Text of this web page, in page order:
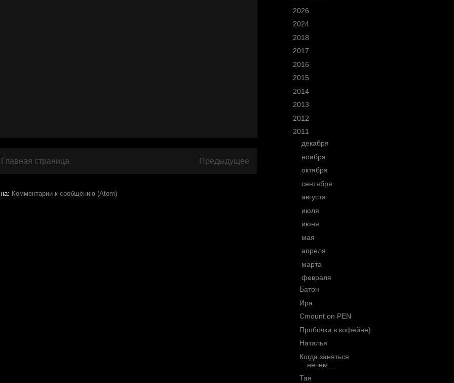
Предыдущее
Главная страница
Комментарии к сообщению (Atom)
2026
2024
2018
2017
2016
2015
2014
2013
2012
2011
декабря
ноября
октября
сентября
августа
июля
июня
мая
апреля
марта
февраля
Батон
Ира
Cmount on PEN
Пробочки в кофейне)
Наталья
Когда заняться
нечем....
Тая